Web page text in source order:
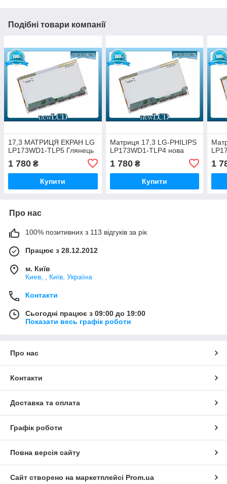
Подібні товари компанії
17,3 МАТРИЦЯ ЕКРАН LG
LP173WD1-TLP5 Глянець
1 780 ₴
Купити
Матриця 17,3 LG-PHILIPS
LP173WD1-TLP4 нова
1 780₴
Купити
1
Про нас
100% позитивних з 113 відгуків за рік
Працює з 28.12.2012
м. Київ
Киев, , Київ, Україна
Контакти
Сьогодні працює з 09:00 до 19:00
Показати весь графік роботи
Про нас
Контакти
Доставка та оплата
Графік роботи
Повна версія сайту
Сайт створено на маркетплейсі Prom.ua